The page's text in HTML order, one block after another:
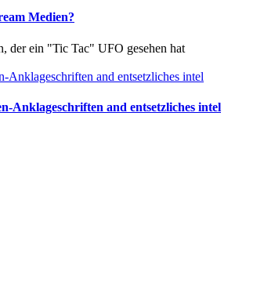
Medien?
der ein "Tic Tac" UFO gesehen hat
Anklageschriften and entsetzliches intel